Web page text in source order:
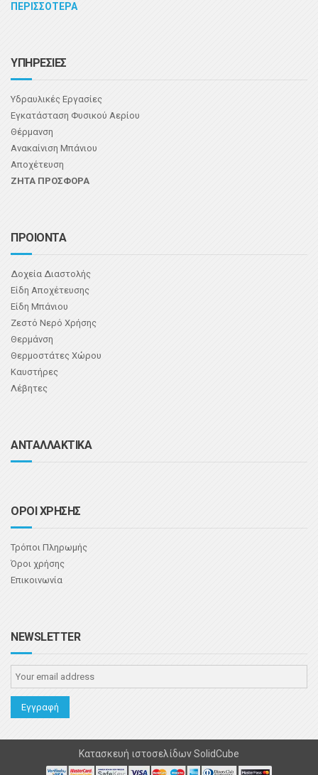
ΠΕΡΙΣΣΟΤΕΡΑ
ΥΠΗΡΕΣΙΕΣ
Υδραυλικές Εργασίες
Εγκατάσταση Φυσικού Αερίου
Θέρμανση
Ανακαίνιση Μπάνιου
Αποχέτευση
ΖΗΤΑ ΠΡΟΣΦΟΡΑ
ΠΡΟΙΟΝΤΑ
Δοχεία Διαστολής
Είδη Αποχέτευσης
Είδη Μπάνιου
Ζεστό Νερό Χρήσης
Θερμάνση
Θερμοστάτες Χώρου
Καυστήρες
Λέβητες
ΑΝΤΑΛΛΑΚΤΙΚΑ
ΟΡΟΙ ΧΡΗΣΗΣ
Τρόποι Πληρωμής
Όροι χρήσης
Επικοινωνία
NEWSLETTER
Κατασκευή ιστοσελίδωνSolidCube